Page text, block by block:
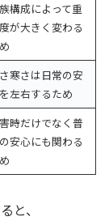
構成によって重
が大きく変わる
寒さは日常の安
左右するため
時だけでなく普
安心にも関わる
と、